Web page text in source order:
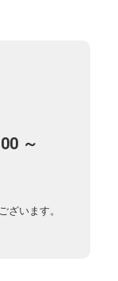
～
ざいます。